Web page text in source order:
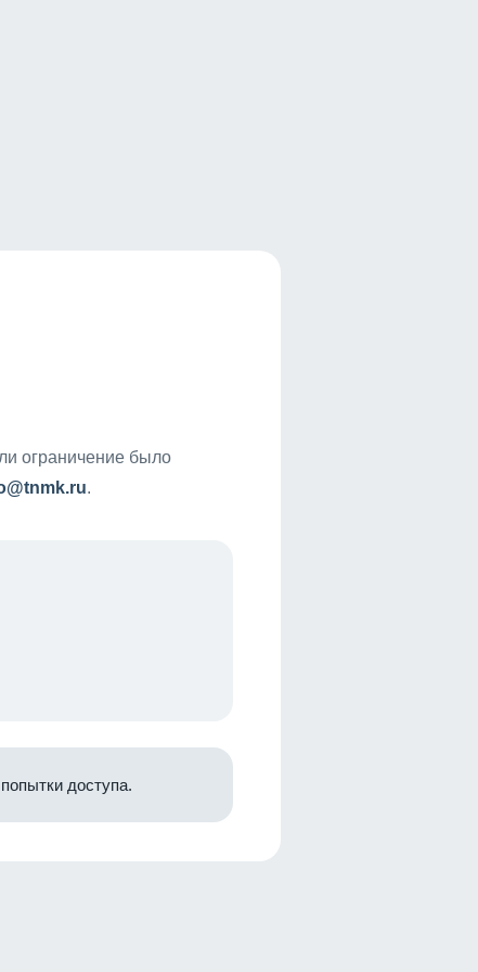
ограничение было
.
доступа.